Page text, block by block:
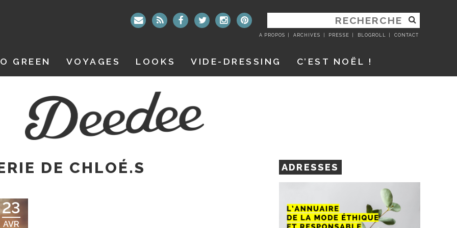
RECHERCHER
:
A PROPOS ARCHIVES PRESSE BLOGROLL CONTACT
GREEN VOYAGES LOOKS VIDE-DRESSING C’EST NOËL !
DE CHLOÉ.S
23
AVR
ADRESSES